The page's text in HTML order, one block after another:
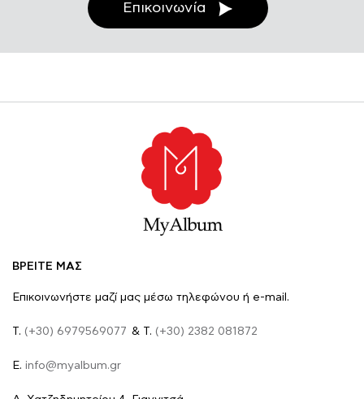
Επικοινωνία
ΒΡΕΙΤΕ ΜΑΣ
Επικοινωνήστε μαζί μας μέσω τηλεφώνου ή e-mail.
Τ. (+30) 6979569077 & Τ. (+30) 2382 081872
E. info@myalbum.gr